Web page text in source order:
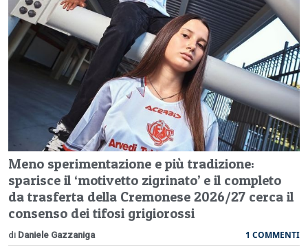
Meno sperimentazione e più tradizione:
sparisce il ‘motivetto zigrinato’ e il completo
da trasferta della Cremonese 2026/27 cerca il
consenso dei tifosi grigiorossi
di Daniele Gazzaniga 1 COMMENTI